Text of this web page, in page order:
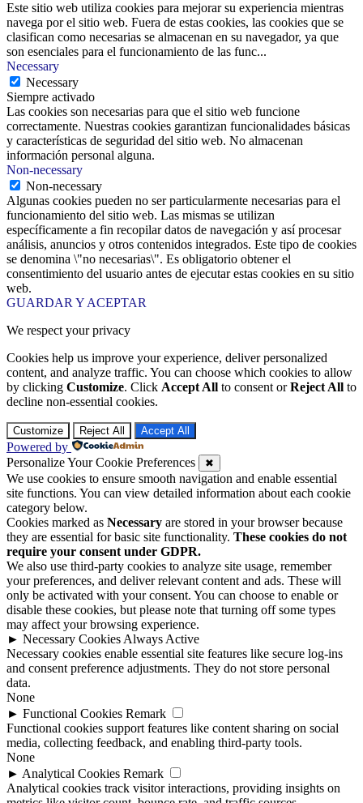
Este sitio web utiliza cookies para mejorar su experiencia mientras
navega por el sitio web. Fuera de estas cookies, las cookies que se
clasifican como necesarias se almacenan en su navegador, ya que
son esenciales para el funcionamiento de las func...
Necessary
Necessary
Siempre activado
Las cookies son necesarias para que el sitio web funcione
correctamente. Nuestras cookies garantizan funcionalidades básicas
y características de seguridad del sitio web. No almacenan
información personal alguna.
Non-necessary
Non-necessary
Algunas cookies pueden no ser particularmente necesarias para el
funcionamiento del sitio web. Las mismas se utilizan
específicamente a fin recopilar datos de navegación y así procesar
análisis, anuncios y otros contenidos integrados. Este tipo de cookies
se denomina \"no necesarias\". Es obligatorio obtener el
consentimiento del usuario antes de ejecutar estas cookies en su sitio
web.
GUARDAR Y ACEPTAR
We respect your privacy
Cookies help us improve your experience, deliver personalized
content, and analyze traffic. You can choose which cookies to allow
by clicking Customize. Click Accept All to consent orReject All to
decline non-essential cookies.
Customize Reject All Accept All
Powered by
Personalize Your Cookie Preferences
✖
We use cookies to ensure smooth navigation and enable essential
site functions. You can view detailed information about each cookie
category below.
Cookies marked as Necessary are stored in your browser because
they are essential for basic site functionality. These cookies do not
require your consent under GDPR.
We also use third-party cookies to analyze site usage, remember
your preferences, and deliver relevant content and ads. These will
only be activated with your consent. You can choose to enable or
disable these cookies, but please note that turning off some types
may affect your browsing experience.
► Necessary CookiesAlways Active
Necessary cookies enable essential site features like secure log-ins
and consent preference adjustments. They do not store personal
data.
None
► Functional Cookies Remark
Functional cookies support features like content sharing on social
media, collecting feedback, and enabling third-party tools.
None
► Analytical Cookies Remark
Analytical cookies track visitor interactions, providing insights on